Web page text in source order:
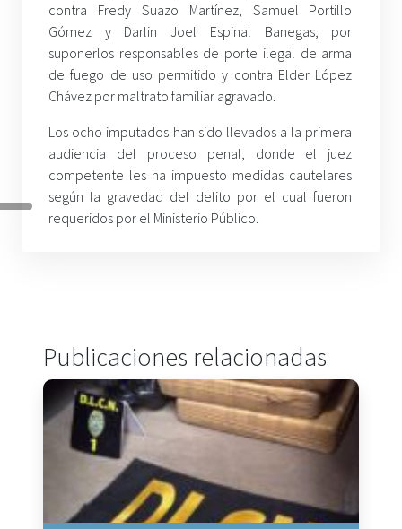
contra Fredy Suazo Martínez, Samuel Portillo
Gómez y Darlin Joel Espinal Banegas, por
suponerlos responsables de porte ilegal de arma
de fuego de uso permitido y contra Elder López
Chávez por maltrato familiar agravado.
Los ocho imputados han sido llevados a la primera
audiencia del proceso penal, donde el juez
competente les ha impuesto medidas cautelares
según la gravedad del delito por el cual fueron
requeridos por el Ministerio Público.
Publicaciones relacionadas